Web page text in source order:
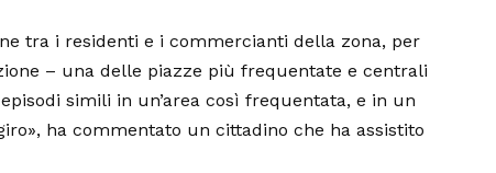
tra i residenti e i commercianti della zona, per
– una delle piazze più frequentate e centrali
simili in un’area così frequentata, e in un
ha commentato un cittadino che ha assistito